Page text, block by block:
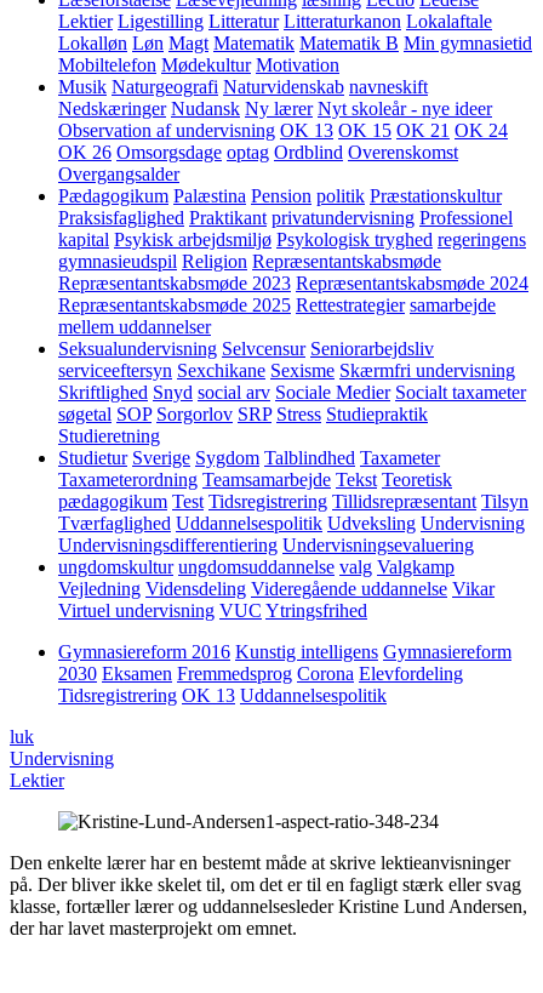
Lektier Ligestilling Litteratur Litteraturkanon Lokalaftale
Lokalløn Løn Magt Matematik Matematik B Min gymnasietid
Mobiltelefon Mødekultur Motivation
Musik Naturgeografi Naturvidenskab navneskift
Nedskæringer Nudansk Ny lærer Nyt skoleår - nye ideer
Observation af undervisning OK 13 OK 15 OK 21 OK 24
OK 26 Omsorgsdage optag Ordblind Overenskomst
Overgangsalder
Pædagogikum Palæstina Pension politik Præstationskultur
Praksisfaglighed Praktikant privatundervisning Professionel
kapital Psykisk arbejdsmiljø Psykologisk tryghed regeringens
gymnasieudspil Religion Repræsentantskabsmøde
Repræsentantskabsmøde 2023 Repræsentantskabsmøde 2024
Repræsentantskabsmøde 2025 Rettestrategier samarbejde
mellem uddannelser
Seksualundervisning Selvcensur Seniorarbejdsliv
serviceeftersyn Sexchikane Sexisme Skærmfri undervisning
Skriftlighed Snyd social arv Sociale Medier Socialt taxameter
søgetal SOP Sorgorlov SRP Stress Studiepraktik
Studieretning
Studietur Sverige Sygdom Talblindhed Taxameter
Taxameterordning Teamsamarbejde Tekst Teoretisk
pædagogikum Test Tidsregistrering Tillidsrepræsentant Tilsyn
Tværfaglighed Uddannelsespolitik Udveksling Undervisning
Undervisningsdifferentiering Undervisningsevaluering
ungdomskultur ungdomsuddannelse valg Valgkamp
Vejledning Vidensdeling Videregående uddannelse Vikar
Virtuel undervisning VUC Ytringsfrihed
Gymnasiereform 2016 Kunstig intelligens Gymnasiereform
2030 Eksamen Fremmedsprog Corona Elevfordeling
Tidsregistrering OK 13 Uddannelsespolitik
luk
Undervisning
Lektier
Den enkelte lærer har en bestemt måde at skrive lektieanvisninger
på. Der bliver ikke skelet til, om det er til en fagligt stærk eller svag
klasse, fortæller lærer og uddannelsesleder Kristine Lund Andersen,
der har lavet masterprojekt om emnet.